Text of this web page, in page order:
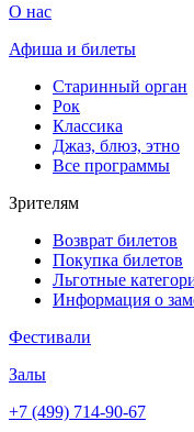
О нас
Афиша и билеты
Старинный орган
Рок
Классика
Джаз, блюз, этно
Все программы
Зрителям
Возврат билетов
Покупка билетов
Льготные
Информация о
Фестивали
Залы
+7 (499) 714-90-67